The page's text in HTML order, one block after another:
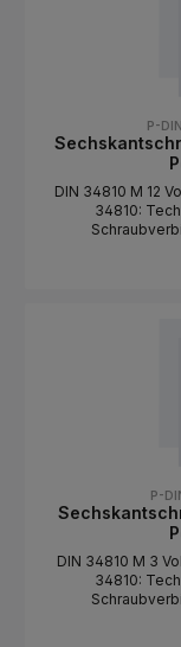
P-
DIN 34810 M 12
34810:
P-
DIN 34810 M 3
34810: